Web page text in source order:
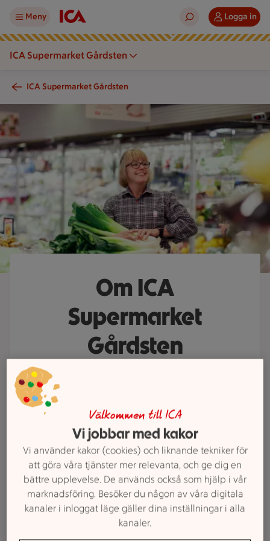
Meny Logga in
ICA Supermarket Gårdsten
ICA Supermarket Gårdsten
En person håller grönsaker framför kyldiskar i en mataffär.
Om ICA
Supermarket
Gårdsten
ICA Supermarket Gårdsten är din
butik på hemmaplan där kärleken
till maten, trakten och alla som bor
här alltid står i centrum. Vi gör det
enkelt för dig att handla alla dagar
i veckan. Upptäck vårt breda och
prisvärda sortiment som sätter god
smak på både vardag och helg.
Välkommen till ICA
Vi jobbar med kakor
Vi använder kakor (cookies) och liknande tekniker för
att göra våra tjänster mer relevanta, och ge dig en
bättre upplevelse. De används också som hjälp i vår
marknadsföring. Besöker du någon av våra digitala
kanaler i inloggat läge gäller dina inställningar i alla
kanaler.